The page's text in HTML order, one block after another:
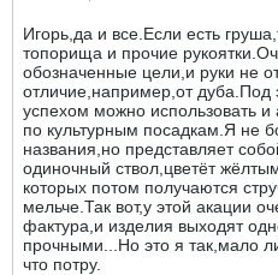
Игорь,да и все.Если есть
топорища и прочие
обозначенные цели,и руки не
отличие,например,от
успехом можно использовать
по культурным посадкам.Я не
названия,но представляет
одиночный ствол,цветёт
которых потом получаются
мельче.Так вот,у этой акации
фактура,и изделия выходят
прочными...Но это я так,мало
что потру.